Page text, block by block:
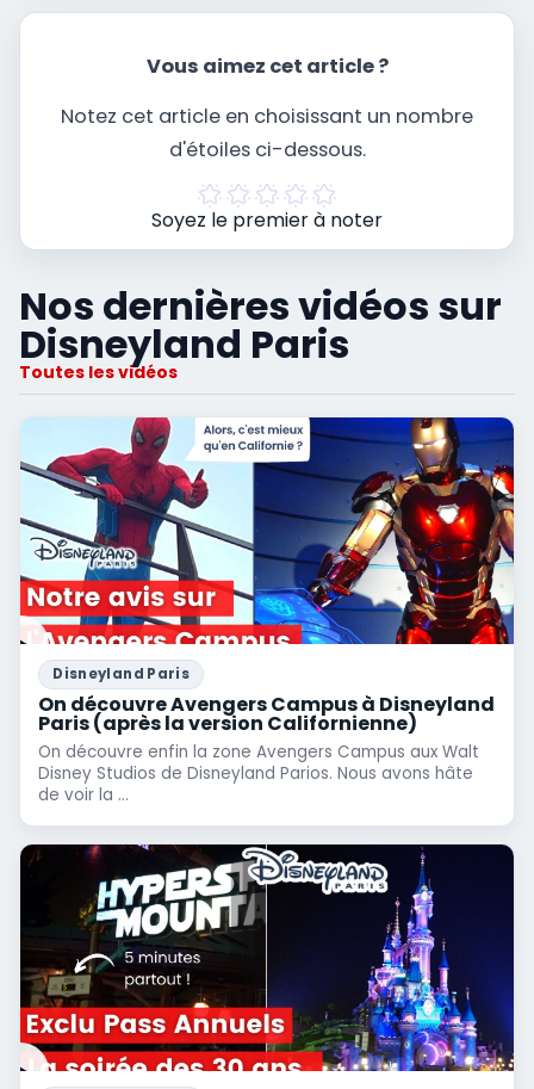
Vous aimez cet article ?
Notez cet article en choisissant un nombre
d'étoiles ci-dessous.
Soyez le premier à noter
Nos dernières vidéos sur
Disneyland Paris
Toutes les vidéos
Disneyland Paris
On découvre Avengers Campus à Disneyland
Paris (après la version Californienne)
On découvre enfin la zone Avengers Campus aux Walt
Disney Studios de Disneyland Parios. Nous avons hâte
de voir la ...